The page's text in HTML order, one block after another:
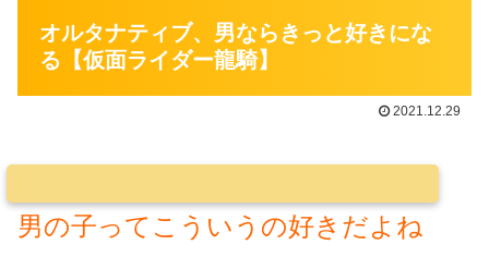
オルタナティブ、男ならきっと好きにな
る【仮面ライダー龍騎】
2021.12.29
男の子ってこういうの好きだよね